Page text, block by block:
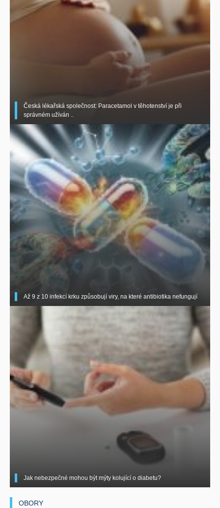
Česká lékařská společnost: Paracetamol v těhotenství je při
správném užíván ..
Až 9 z 10 infekcí krku způsobují viry, na které antibiotika nefungují
Jak nebezpečné mohou být mýty kolující o diabetu?
OBORY